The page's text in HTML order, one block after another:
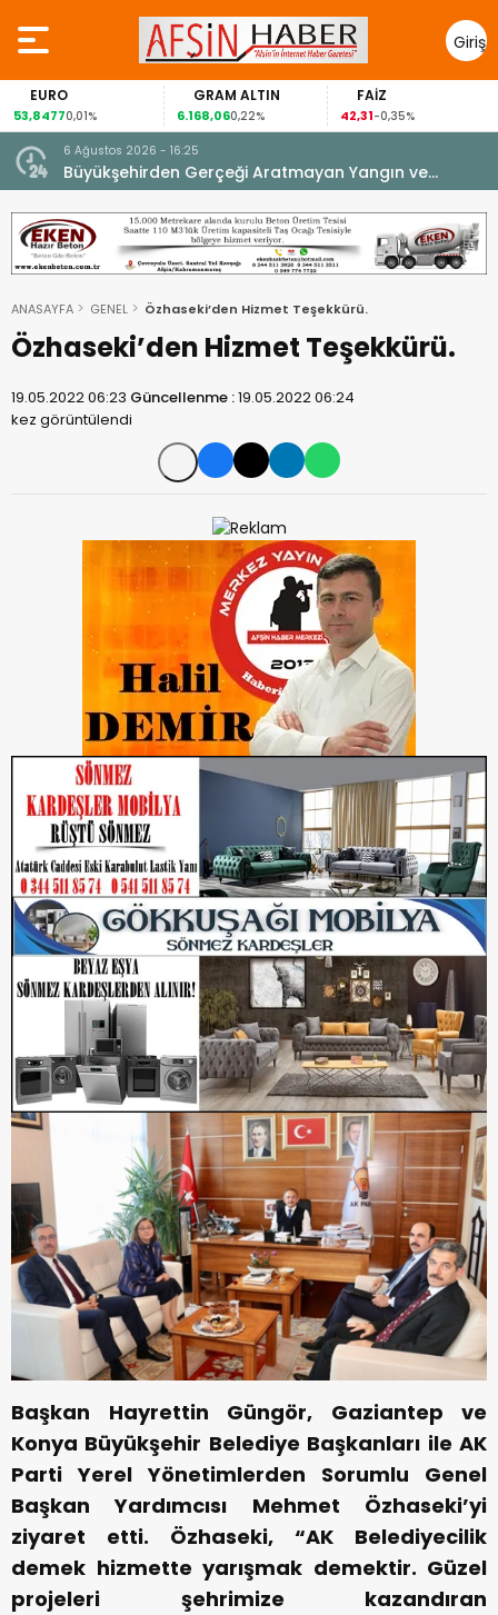
Giriş
Yap
EURO
53,84770,01%
GRAM ALTIN
6.168,060,22%
FAİZ
42,31-0,35%
6 Ağustos 2026 - 16:25
Büyükşehirden Gerçeği Aratmayan Yangın ve
Kurtarma Tatbikatı.
ANASAYFA GENEL Özhaseki’den Hizmet Teşekkürü.
Özhaseki’den Hizmet Teşekkürü.
19.05.2022 06:23 Güncellenme :19.05.2022 06:24
kez görüntülendi
Başkan Hayrettin Güngör, Gaziantep ve
Konya Büyükşehir Belediye Başkanları ile AK
Parti Yerel Yönetimlerden Sorumlu Genel
Başkan Yardımcısı Mehmet Özhaseki’yi
ziyaret etti. Özhaseki, “AK Belediyecilik
demek hizmette yarışmak demektir. Güzel
projeleri şehrimize kazandıran